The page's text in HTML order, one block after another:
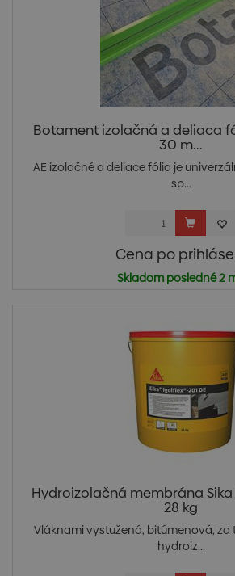
Botament izolačná a deliaca
30 m...
AE izolačné a deliace fólia je
sp...
Cena po
Skladom posledné 2
Hydroizolačná membrána Sika
28 kg
Vláknami vystužená, bitúmenová,
hydroiz...